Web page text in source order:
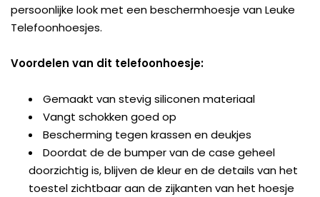
persoonlijke look met een beschermhoesje van Leuke
Telefoonhoesjes.
Voordelen van dit telefoonhoesje:
Gemaakt van stevig siliconen materiaal
Vangt schokken goed op
Bescherming tegen krassen en deukjes
Doordat de de bumper van de case geheel
doorzichtig is, blijven de kleur en de details van het
toestel zichtbaar aan de zijkanten van het hoesje